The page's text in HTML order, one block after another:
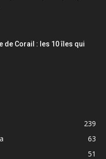
de Corail : les 10 îles qui
239
63
51